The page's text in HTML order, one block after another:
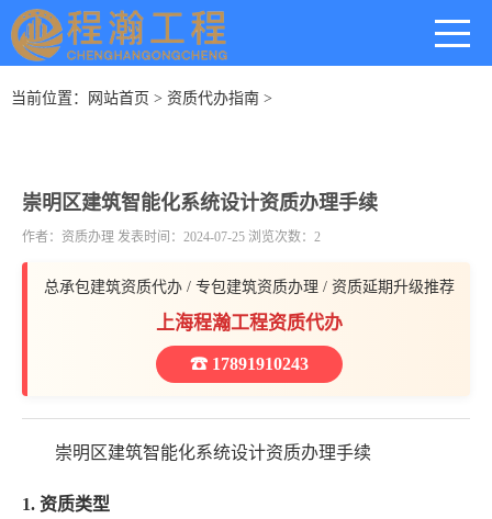
当前位置： 网站首页 > 资质代办指南 >
崇明区建筑智能化系统设计资质办理手续
作者：资质办理 发表时间：2024-07-25 浏览次数：2
总承包建筑资质代办 / 专包建筑资质办理 / 资质延期升级推荐
上海程瀚工程资质代办
☎ 17891910243
崇明区建筑智能化系统设计资质办理手续
1. 资质类型